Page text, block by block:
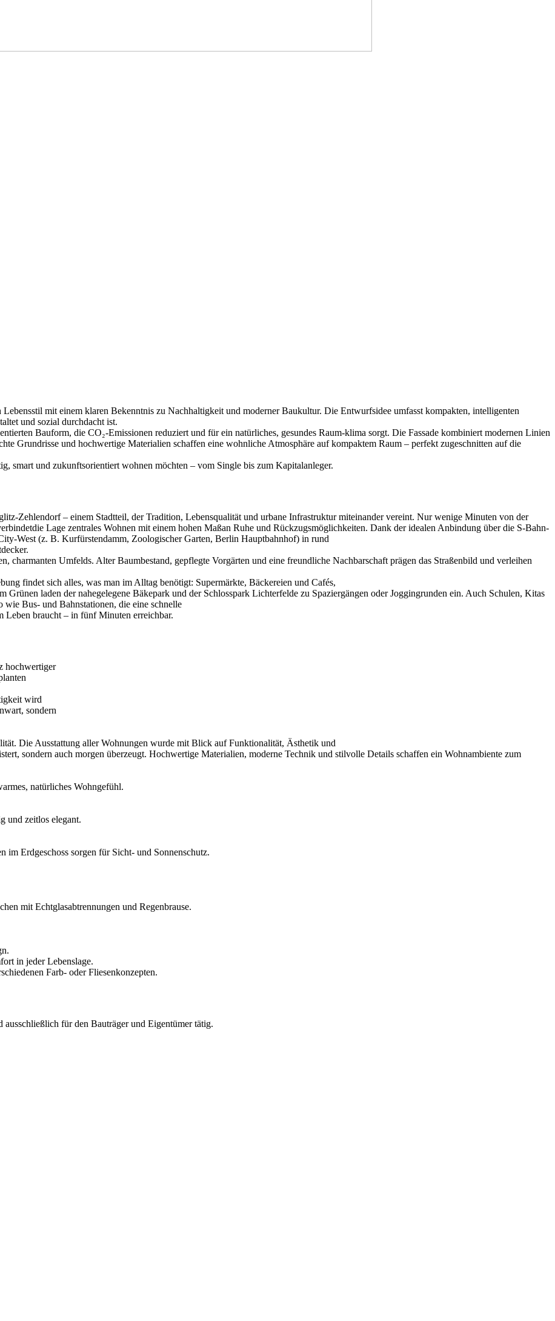
mit einem klaren Bekenntnis zu Nachhaltigkeit und moderner Baukultur. Die Entwurfsidee umfasst kompakten, intelligenten
und sozial durchdacht ist.
Bauform, die CO₂-Emissionen reduziert und für ein natürliches, gesundes Raum-klima sorgt. Die Fassade kombiniert modernen Linien
Grundrisse und hochwertige Materialien schaffen eine wohnliche Atmosphäre auf kompaktem Raum – perfekt zugeschnitten auf die
smart und zukunftsorientiert wohnen möchten – vom Single bis zum Kapitalanleger.
Zehlendorf – einem Stadtteil, der Tradition, Lebensqualität und urbane Infrastruktur miteinander vereint. Nur wenige Minuten von der
Lage zentrales Wohnen mit einem hohen Maßan Ruhe und Rückzugsmöglichkeiten. Dank der idealen Anbindung über die S-Bahn-
West (z. B. Kurfürstendamm, Zoologischer Garten, Berlin Hauptbahnhof) in rund
charmanten Umfelds. Alter Baumbestand, gepflegte Vorgärten und eine freundliche Nachbarschaft prägen das Straßenbild und verleihen
findet sich alles, was man im Alltag benötigt: Supermärkte, Bäckereien und Cafés,
laden der nahegelegene Bäkepark und der Schlosspark Lichterfelde zu Spaziergängen oder Joggingrunden ein. Auch Schulen, Kitas
Bus- und Bahnstationen, die eine schnelle
Leben braucht – in fünf Minuten erreichbar.
hochwertiger
wird
sondern
Die Ausstattung aller Wohnungen wurde mit Blick auf Funktionalität, Ästhetik und
sondern auch morgen überzeugt. Hochwertige Materialien, moderne Technik und stilvolle Details schaffen ein Wohnambiente zum
natürliches Wohngefühl.
und zeitlos elegant.
im Erdgeschoss sorgen für Sicht- und Sonnenschutz.
mit Echtglasabtrennungen und Regenbrause.
in jeder Lebenslage.
Farb- oder Fliesenkonzepten.
für den Bauträger und Eigentümer tätig.